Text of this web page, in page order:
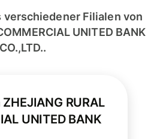
Filialen von
UNITED BANK
CO.,LTD..
RURAL
UNITED BANK